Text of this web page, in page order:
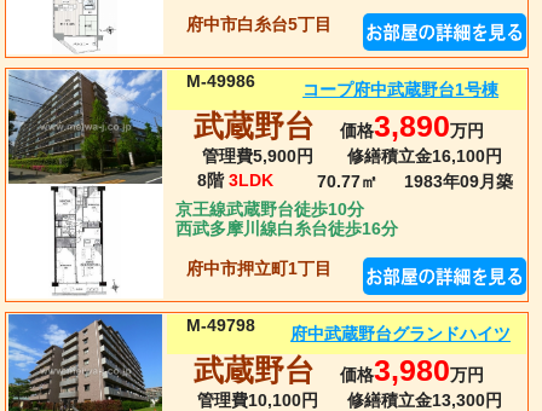
府中市白糸台5丁目
M-49986 コープ府中武蔵野台1号棟
武蔵野台 価格3,890万円
管理費5,900円
修繕積立金16,100円
8階 3LDK 70.77㎡ 1983年09月 築
京王線武蔵野台徒歩10分
西武多摩川線白糸台徒歩16分
府中市押立町1丁目
M-49798 府中武蔵野台グランドハイツ
武蔵野台 価格3,980万円
管理費10,100円
修繕積立金13,300円